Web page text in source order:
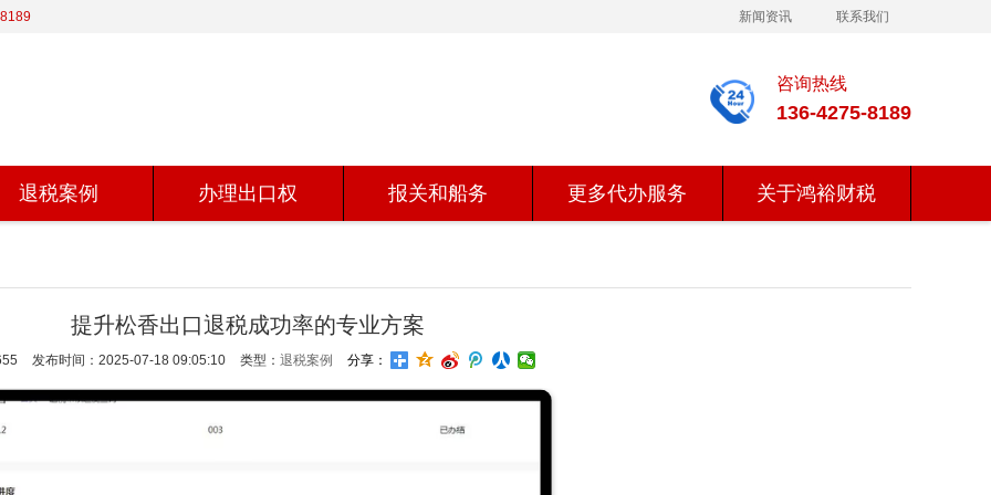
新闻资讯 联系我们
咨询热线
136-4275-8189
退税案例 办理出口权 报关和船务 更多代办服务 关于鸿裕财税
提升松香出口退税成功率的专业方案
发布时间：2025-07-18 09:05:10 类型： 退税案例 分享：